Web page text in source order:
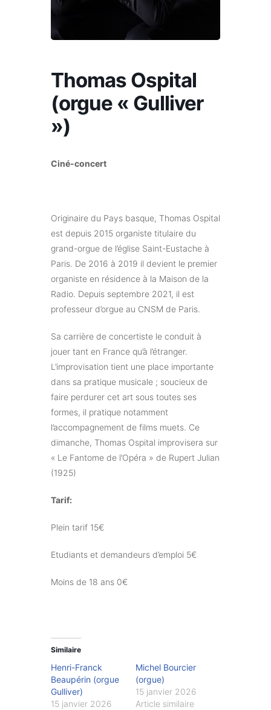
Thomas Ospital
(orgue « Gulliver
»)
Ciné-concert
Originaire du Pays basque, Thomas Ospital
est depuis 2015 organiste titulaire du
grand-orgue de l’église Saint-Eustache à
Paris. De 2016 à 2019 il devient le premier
organiste en résidence à la Maison de la
Radio. Depuis septembre 2021, il est
professeur d’orgue au CNSM de Paris.
Sa carrière de concertiste le conduit à
jouer tant en France qu’à l’étranger.
L’improvisation tient une place importante
dans sa pratique musicale ; soucieux de
faire perdurer cet art sous toutes ses
formes, il pratique notamment
l’accompagnement de films muets. Ce
dimanche, Thomas Ospital improvisera sur
« Le Fantome de l’Opéra » de Rupert Julian
(1925)
Tarif:
Plein tarif 15€
Etudiants et demandeurs d’emploi 5€
Moins de 18 ans 0€
Similaire
Henri-Franck
Beaupérin (orgue
Gulliver)
15 janvier 2026
Michel Bourcier
(orgue)
15 janvier 2026
Article similaire